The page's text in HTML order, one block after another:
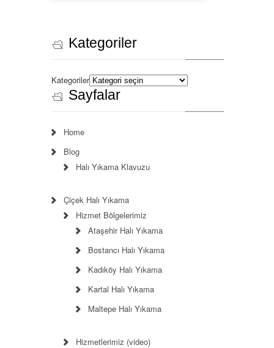
Kategoriler
Kategoriler
Sayfalar
Home
Blog
Halı Yıkama Klavuzu
Çiçek Halı Yıkama
Hizmet Bölgelerimiz
Ataşehir Halı Yıkama
Bostancı Halı Yıkama
Kadıköy Halı Yıkama
Kartal Halı Yıkama
Maltepe Halı Yıkama
Hizmetlerimiz (video)